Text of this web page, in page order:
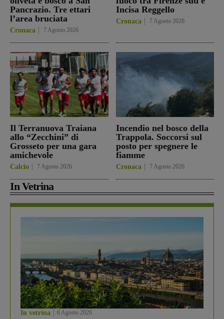
Pancrazio. Tre ettari
l’area bruciata
Cronaca 7 Agosto 2026
Incisa Reggello
Cronaca 7 Agosto 2026
Il Terranuova Traiana
allo “Zecchini” di
Grosseto per una gara
amichevole
Calcio 7 Agosto 2026
Incendio nel bosco della
Trappola. Soccorsi sul
posto per spegnere le
fiamme
Cronaca 7 Agosto 2026
In Vetrina
In vetrina 6 Agosto 2026